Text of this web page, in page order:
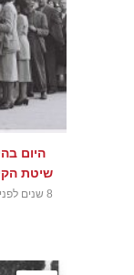
שיטת
8 שנים לפני